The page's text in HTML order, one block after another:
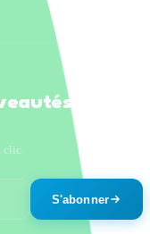
clic.
S'abonner